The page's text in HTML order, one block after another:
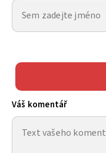
Váš komentář